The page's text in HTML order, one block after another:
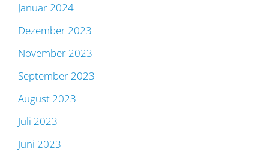
Januar 2024
Dezember 2023
November 2023
September 2023
August 2023
Juli 2023
Juni 2023